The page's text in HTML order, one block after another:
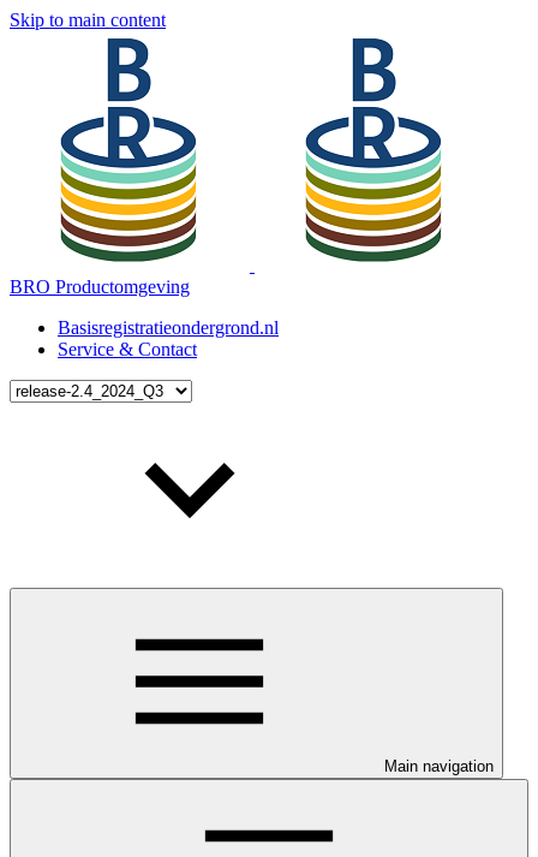
Skip to main content
BRO Productomgeving
Basisregistratieondergrond.nl
Service & Contact
Main navigation